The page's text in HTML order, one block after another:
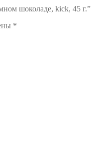
шоколаде, kick, 45 г.”
*